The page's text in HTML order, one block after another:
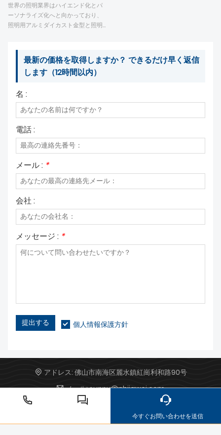
世界の照明業界はハイエンド化とパ
ーソナライズ化へと向かっており、
照明用アルミダイカスト金型と照明
す。当社は、専門的な照明用ダイカ
スト金型と熟練した照明用ダイカス
ト技術を駆使し、洗練された外観、
高精度、そして優れた耐久性を備え
た製品を提供しています。これらの
製品は、屋内、屋外、商業照明など
幅広い分野で活用されています。厳
性能と完璧な外観を実現していま
す。照明用アルミダイカスト部品の
カスタマイズ生産および量産サービ
スを提供しており、照明関連企業の
皆様からの詳細な協力のご相談をお
待ちしております。
ト継手や建築用ダイカスト部品は、
建築用アルミニウムダイカスト部品
を提供しています。関連企業の皆様
関係の構築を心よりお待ちしており
最新の価格を取得しますか？ できるだけ早く返信
します（12時間以内）
名 :
電話 :
メール : *
会社 :
メッセージ : *
提出する 個人情報保護方針
アドレス: 佛山市南海区麗水鎮紅崗利和路90号
メール:sunny@nhjiawei.com
電話:
今すぐお問い合わせを送信